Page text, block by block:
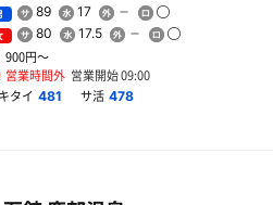
89 17
80 17.5
900円〜
営業時間外 営業開始 09:00
タイ 481 サ活 478